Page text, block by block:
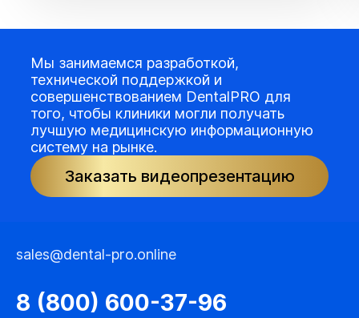
Мы занимаемся разработкой,
технической поддержкой и
совершенствованием DentalPRO для
того, чтобы клиники могли получать
лучшую медицинскую информационную
систему на рынке.
Заказать видеопрезентацию
sales@dental-pro.online
8 (800) 600-37-96